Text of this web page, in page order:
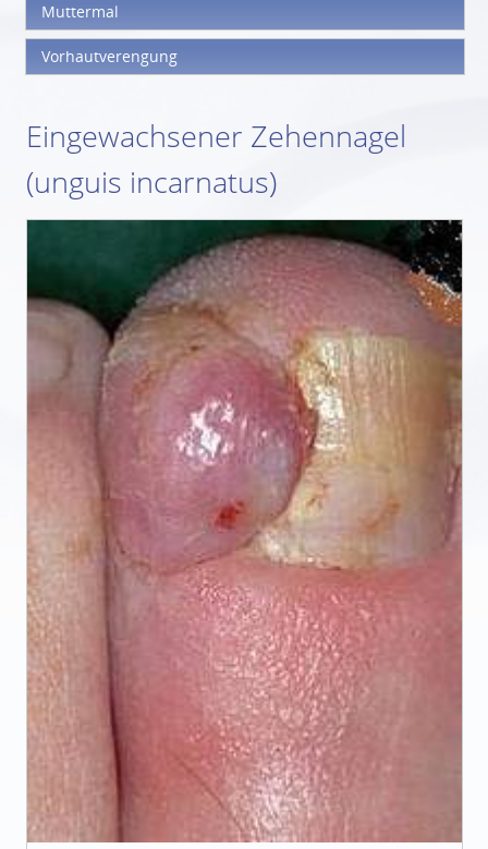
Muttermal
Vorhautverengung
Eingewachsener Zehennagel
(unguis incarnatus)